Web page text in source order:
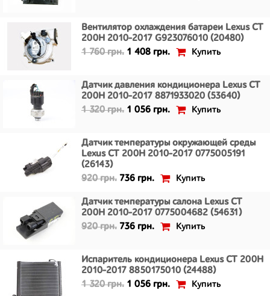
Вентилятор охлаждения батареи Lexus CT
200H 2010-2017 G923076010 (20480)
1 760 грн. 1 408 грн. Купить
Датчик давления кондиционера Lexus CT
200H 2010-2017 8871933020 (53640)
1 320 грн. 1 056 грн. Купить
Датчик температуры окружающей среды
Lexus CT 200H 2010-2017 0775005191
(26143)
920 грн. 736 грн. Купить
Датчик температуры салона Lexus CT
200H 2010-2017 0775004682 (54631)
920 грн. 736 грн. Купить
Испаритель кондиционера Lexus CT 200H
2010-2017 8850175010 (24488)
1 320 грн. 1 056 грн. Купить